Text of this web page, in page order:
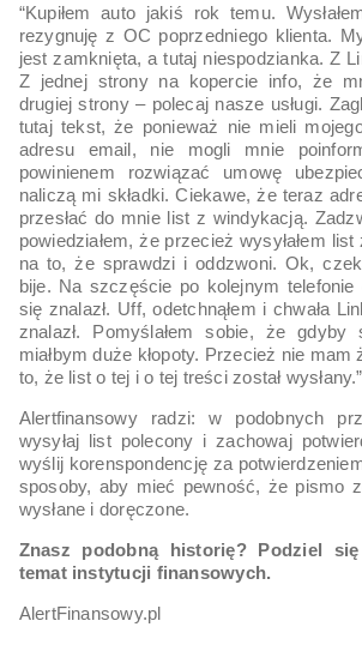
“Kupiłem auto jakiś rok temu.
rezygnuję z OC poprzedniego klienta.
jest zamknięta, a tutaj niespodzianka. Z
Z jednej strony na kopercie info, że
drugiej strony – polecaj nasze usługi.
tutaj tekst, że ponieważ nie mieli
adresu email, nie mogli mnie
powinienem rozwiązać umowę
naliczą mi składki. Ciekawe, że teraz
przesłać do mnie list z windykacją.
powiedziałem, że przecież wysyłałem
na to, że sprawdzi i oddzwoni. Ok,
bije. Na szczęście po kolejnym telefonie
się znalazł. Uff, odetchnąłem i chwała
znalazł. Pomyślałem sobie, że gdyby
miałbym duże kłopoty. Przecież nie mam
to, że list o tej i o tej treści został wysłany.”
Alertfinansowy radzi: w podobnych
wysyłaj list polecony i zachowaj
wyślij korenspondencję za
sposoby, aby mieć pewność, że pismo
wysłane i doręczone.
Znasz podobną historię? Podziel
temat instytucji finansowych.
AlertFinansowy.pl